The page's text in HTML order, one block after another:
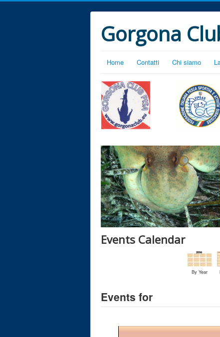
Gorgona
Home Contatti Chi siamo
Events Calendar
By Year
Events for